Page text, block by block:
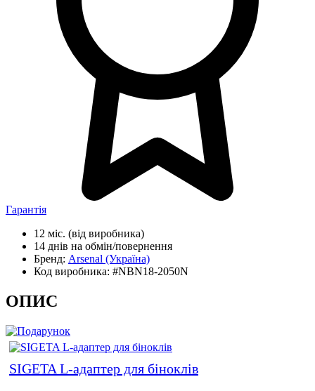
Гарантія
12 міс. (від виробника)
14 днів на обмін/повернення
Бренд: Arsenal (Україна)
Код виробника: #NBN18-2050N
ОПИС
SIGETA L-адаптер для біноклів